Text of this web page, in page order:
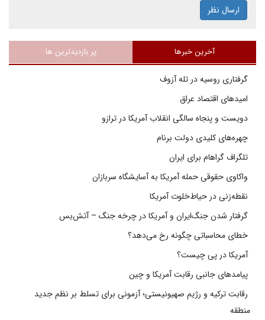
ارسال نظر
آخرین خبرها پر بازدیدترین ها
گرفتاری روسیه در تله آزوف
امیدهای اقتصاد عراق
دویست و پنجاه سالگی انقلاب آمریکا در ترازو
چهره‌های کلیدی دولت برنام
تلگراف گراهام برای ایران
واکاوی حقوقی حمله آمریکا به آسایشگاه سربازان
نقطه‌زنی در حیاط‌خلوت آمریکا
گرفتار شدن جنگ‌ایران و آمریکا در چرخه جنگ – آتش‌بس
خطای محاسباتی چگونه رخ می‌دهد؟
آمریکا در پی چیست؟
پیامدهای جانبی رقابت آمریکا و چین
رقابت ترکیه و رژیم صهیونیستی؛ آزمونی برای تسلط بر نظم جدید
منطقه